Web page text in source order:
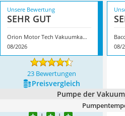
Unsere Bewertung
SEHR GUT
Orion Motor Tech Vakuumkammer
08/2026
08/
23 Bewertungen
Preis­vergleich
Pumpe der